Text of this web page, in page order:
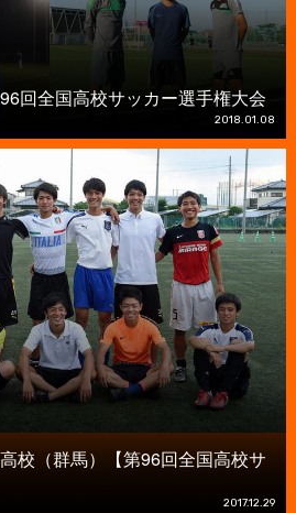
回全国高校サッカー選手権大会
2018.01.08
校（群馬）【第96回全国高校サ
2017.12.29